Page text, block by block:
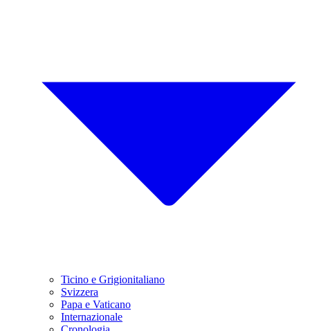
Ticino e Grigionitaliano
Svizzera
Papa e Vaticano
Internazionale